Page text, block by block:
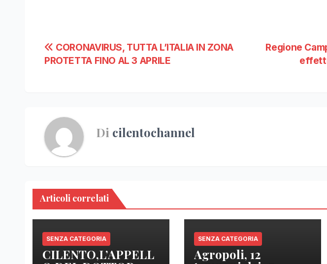
Navigazione
articoli
Regione
CORONAVIRUS, TUTTA L’ITALIA IN ZONA
PROTETTA FINO AL 3 APRILE
Di cilentochannel
Articoli correlati
SENZA CATEGORIA
CILENTO,L’APPELL
SENZA CATEGORIA
Agropoli, 12